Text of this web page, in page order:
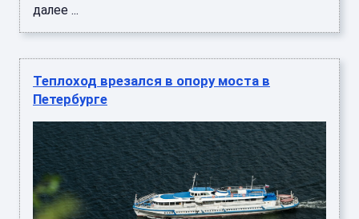
далее ...
Теплоход врезался в опору моста в
Петербурге